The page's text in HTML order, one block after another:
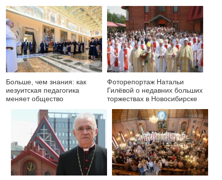
Больше, чем знания: как
иезуитская педагогика
меняет общество
Фоторепортаж Натальи
Гилёвой о недавних больших
торжествах в Новосибирске